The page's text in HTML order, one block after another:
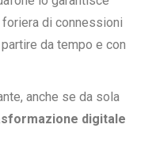
foriera di connessioni
da tempo e con
anche se da sola
digitale